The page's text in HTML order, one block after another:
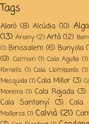
Tags
Alaró (8) Alcúdia (10)
(13) Ariany (2) Artà (12)
(1) Binissalem (6) Bunyola
(9) Caimari (1) Cala Agulla (1)
Fornells (1) Cala Llombards (1)
Mesquida (1) Cala Millor (3)
Moreira (1) Cala Rajada (3)
Cala Santanyí (3) Cala
Mallorca (1) Calvià (21)